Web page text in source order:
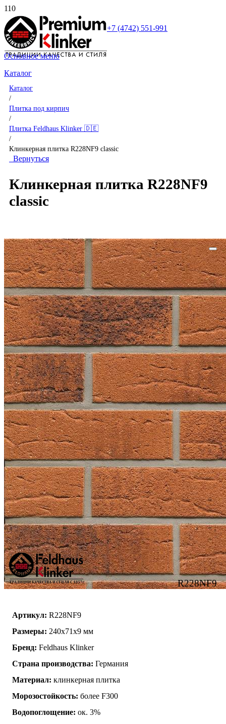
+7 (4742) 551-991
Основное меню
Каталог
Каталог
/
Плитка под кирпич
/
Плитка Feldhaus Klinker 🇩🇪
/
Клинкерная плитка R228NF9 classic
Вернуться
Клинкерная плитка R228NF9
classic
R228NF9
Артикул: R228NF9
Размеры: 240x71x9 мм
Бренд: Feldhaus Klinker
Страна производства: Германия
Материал: клинкерная плитка
Морозостойкость: более F300
Водопоглощение: ок. 3%